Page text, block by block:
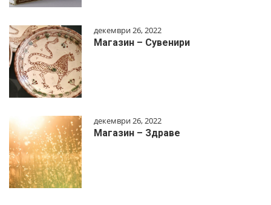
декември 26, 2022
Магазин – Сувенири
декември 26, 2022
Магазин – Здраве